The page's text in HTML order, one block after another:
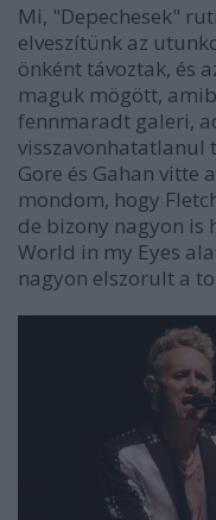
Mi, "Depechesek"
elveszítünk az
önként távoztak, és
maguk mögött,
fennmaradt galeri,
visszavonhatatlanul
Gore és Gahan vitte
mondom, hogy
de bizony nagyon is
World in my Eyes
nagyon elszorult a